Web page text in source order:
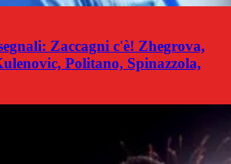
Zaccagni c'è! Zhegrova,
Politano, Spinazzola,